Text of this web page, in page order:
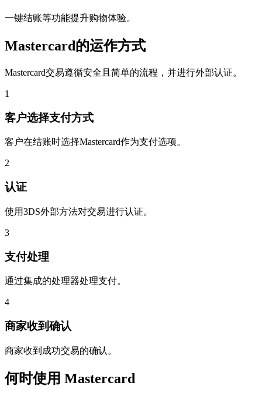
一键结账等功能提升购物体验。
Mastercard的运作方式
Mastercard交易遵循安全且简单的流程，并进行外部认证。
1
客户选择支付方式
客户在结账时选择Mastercard作为支付选项。
2
认证
使用3DS外部方法对交易进行认证。
3
支付处理
通过集成的处理器处理支付。
4
商家收到确认
商家收到成功交易的确认。
何时使用 Mastercard